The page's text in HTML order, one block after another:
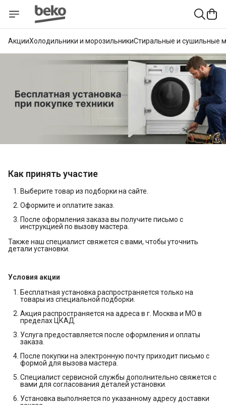
АкцииХолодильники и морозильникиСтиральные и сушильные
Как принять участие
Выберите товар из подборки на сайте.
Оформите и оплатите заказ.
После оформления заказа вы получите письмо с
инструкцией по вызову мастера.
Также наш специалист свяжется с вами, чтобы уточнить
детали установки.
Условия акции
Бесплатная установка распространяется только на
товары из специальной подборки.
Акция распространяется на адреса в г. Москва и МО в
пределах ЦКАД
Услуга предоставляется после оформления и оплаты
заказа.
После покупки на электронную почту приходит письмо с
формой для вызова мастера.
Специалист сервисной службы дополнительно свяжется с
вами для согласования деталей установки.
Установка выполняется по указанному адресу доставки